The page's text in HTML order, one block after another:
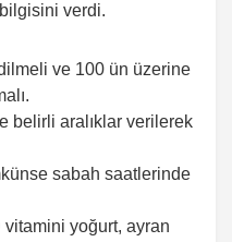
verdi.
ve 100 ün üzerine
belirli aralıklar verilerek
sabah saatlerinde
vitamini yoğurt, ayran